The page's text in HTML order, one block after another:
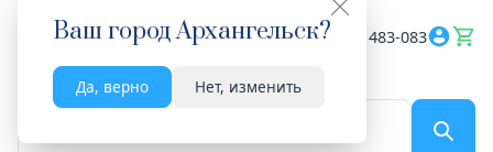
Ваш городАрхангельск?
Да, верно Нет, изменить
Весь сайт 8182 483-083